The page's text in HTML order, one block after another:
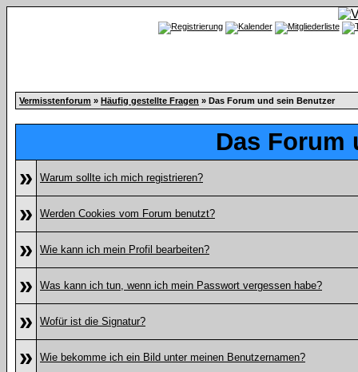
Vermisstenforum » Häufig gestellte Fragen » Das Forum und sein Benutzer
Das Forum
»
Warum sollte ich mich registrieren?
» Werden Cookies vom Forum benutzt?
» Wie kann ich mein Profil bearbeiten?
» Was kann ich tun, wenn ich mein Passwort vergessen habe?
» Wofür ist die Signatur?
» Wie bekomme ich ein Bild unter meinen Benutzernamen?